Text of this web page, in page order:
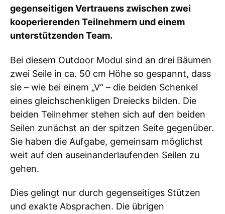
gegenseitigen Vertrauens zwischen zwei
kooperierenden Teilnehmern und einem
unterstützenden Team.
Bei diesem Outdoor Modul sind an drei Bäumen
zwei Seile in ca. 50 cm Höhe so gespannt, dass
sie – wie bei einem „V“ – die beiden Schenkel
eines gleichschenkligen Dreiecks bilden. Die
beiden Teilnehmer stehen sich auf den beiden
Seilen zunächst an der spitzen Seite gegenüber.
Sie haben die Aufgabe, gemeinsam möglichst
weit auf den auseinanderlaufenden Seilen zu
gehen.
Dies gelingt nur durch gegenseitiges Stützen
und exakte Absprachen. Die übrigen